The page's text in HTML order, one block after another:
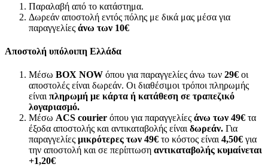
Παραλαβή από το κατάστημα.
Δωρεάν αποστολή εντός πόλης με δικά μας μέσα για
παραγγελίες άνω των 10€
Αποστολή υπόλοιπη Ελλάδα
Μέσω BOX NOW όπου για παραγγελίες άνω των 29€ οι
αποστολές είναι δωρεάν. Οι διαθέσιμοι τρόποι πληρωμής
είναι πληρωμή με κάρτα ή κατάθεση σε τραπεζικό
λογαριασμό.
Μέσω ACS courier όπου για παραγγελίες άνω των 49€ τα
έξοδα αποστολής και αντικαταβολής είναι δωρεάν. Για
παραγγελίες μικρότερες των 49€ το κόστος είναι 4,50€ για
την αποστολή και σε περίπτωση αντικαταβολής κυμαίνεται
+1,20€